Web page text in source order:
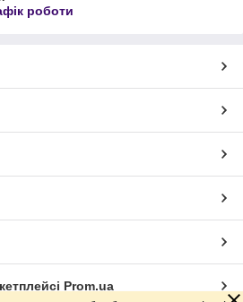
роботи
Prom.ua